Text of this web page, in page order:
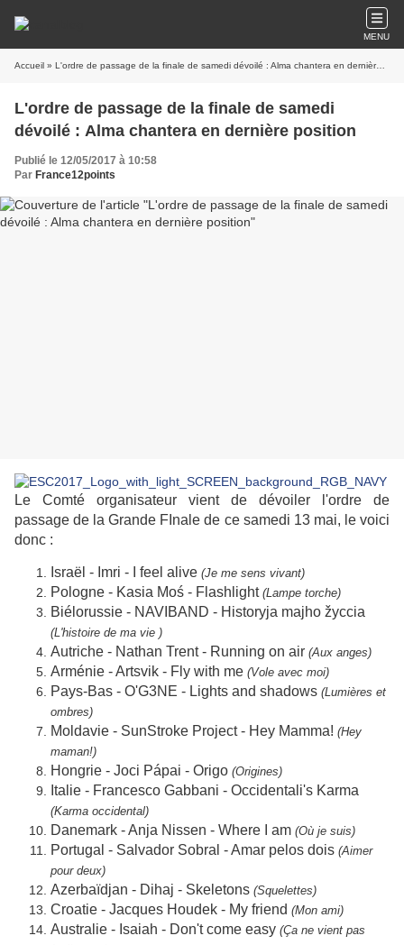
MENU
Accueil » L'ordre de passage de la finale de samedi dévoilé : Alma chantera en dernière position
L'ordre de passage de la finale de samedi
dévoilé : Alma chantera en dernière position
Publié le 12/05/2017 à 10:58
Par France12points
Le Comté organisateur vient de dévoiler l'ordre de
passage de la Grande FInale de ce samedi 13 mai, le voici
donc :
Israël - Imri - I feel alive (Je me sens vivant)
Pologne - Kasia Moś - Flashlight (Lampe torche)
Biélorussie - NAVIBAND - Historyja majho žyccia
(L'histoire de ma vie )
Autriche - Nathan Trent - Running on air (Aux anges)
Arménie - Artsvik - Fly with me (Vole avec moi)
Pays-Bas - O'G3NE - Lights and shadows (Lumières et
ombres)
Moldavie - SunStroke Project - Hey Mamma! (Hey
maman!)
Hongrie - Joci Pápai - Origo (Origines)
Italie - Francesco Gabbani - Occidentali's Karma
(Karma occidental)
Danemark - Anja Nissen - Where I am (Où je suis)
Portugal - Salvador Sobral - Amar pelos dois (Aimer
pour deux)
Azerbaïdjan - Dihaj - Skeletons (Squelettes)
Croatie - Jacques Houdek - My friend (Mon ami)
Australie - Isaiah - Don't come easy (Ça ne vient pas